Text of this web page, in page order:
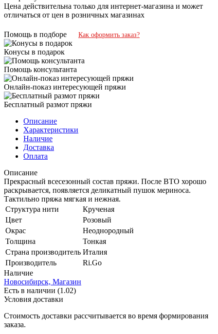
Цена действительна только для интернет-магазина и может
отличаться от цен в розничных магазинах
Помощь в подборе Как оформить заказ?
Конусы в подарок
Помощь консультанта
Онлайн-показ интересующей пряжи
Бесплатный размот пряжи
Описание
Характеристики
Наличие
Доставка
Оплата
Описание
Прекрасный всесезонный состав пряжи. После ВТО хорошо
раскрывается, появляется деликатный пушок мериноса.
Тактильно пряжа мягкая и нежная.
Структура нити
Крученая
Цвет
Розовый
Окрас
Неоднородный
Толщина
Тонкая
Страна производитель Италия
Производитель
Ri.Go
Наличие
Новосибирск, Магазин
Есть в наличии (1.02)
Условия доставки
Стоимость доставки рассчитывается во время формирования
заказа.